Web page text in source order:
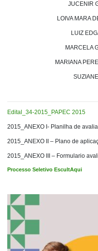
JUCENIR
LOIVA MARA
LUIZ
MARCELA
MARIANA
Edital_34-2015_PAPEC 2015
2015_ANEXO I- Planilha de
2015_ANEXO II – Plano de
2015_ANEXO III – Formulario
Processo Seletivo EscultAqui